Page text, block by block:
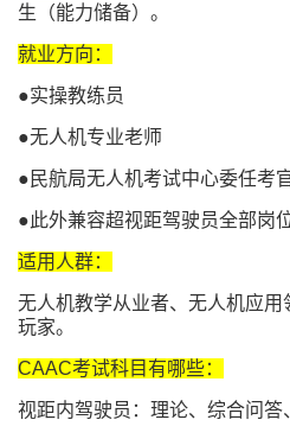
生（能力储备）。
就业方向：
●实操教练员
●无人机专业老师
●民航局无人机考试中心委任考
●此外兼容超视距驾驶员全部岗
适用人群：
无人机教学从业者、无人机应
玩家。
CAAC考试科目有哪些：
视距内驾驶员：理论、综合问答